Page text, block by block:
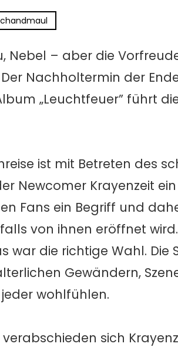
Nebel – aber die
Nachholtermin der
„Leuchtfeuer” führt
ist mit Betreten des
Newcomer Krayenzeit
Fans ein Begriff und
von ihnen eröffnet
war die richtige Wahl.
Gewändern,
wohlfühlen.
sich